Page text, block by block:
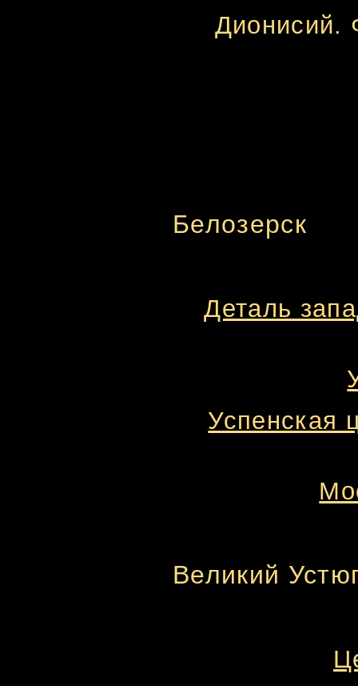
Дионисий.
Белозерск
Деталь
Успенская
Великий